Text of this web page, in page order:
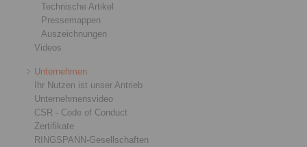
Technische Artikel
Pressemappen
Auszeichnungen
Videos
Unternehmen
Ihr Nutzen ist unser Antrieb
Unternehmensvideo
CSR - Code of Conduct
Zertifikate
RINGSPANN-Gesellschaften